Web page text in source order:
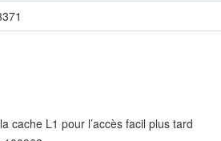
cache L1 pour l’accès facil plus tard